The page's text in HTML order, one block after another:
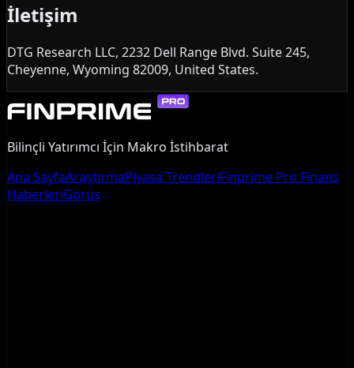
İletişim
DTG Research LLC, 2232 Dell Range Blvd. Suite 245,
Cheyenne, Wyoming 82009, United States.
Bilinçli Yatırımcı İçin Makro İstihbarat
Ana SayfaAraştırmaPiyasa TrendleriFinprime Pro Finans
HaberleriGörüş